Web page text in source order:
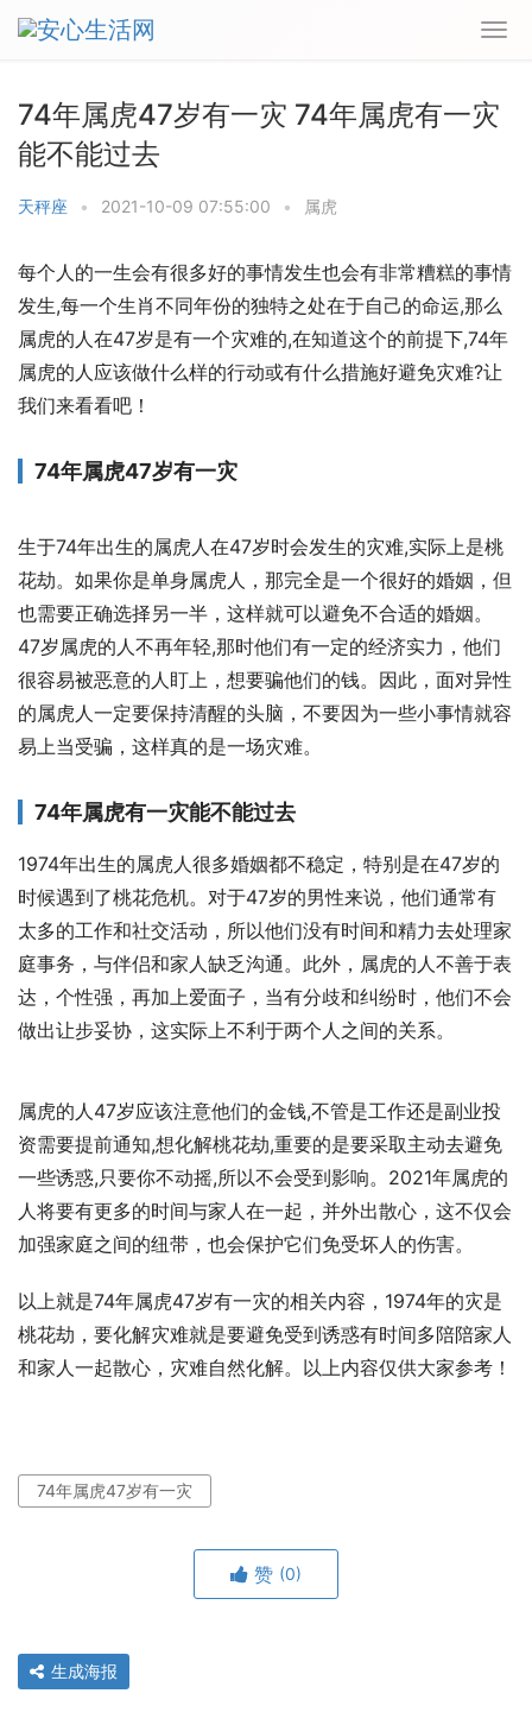
74年属虎47岁有一灾 74年属虎有一灾
能不能过去
天秤座 • 2021-10-09 07:55:00 • 属虎
每个人的一生会有很多好的事情发生也会有非常糟糕的事情
发生,每一个生肖不同年份的独特之处在于自己的命运,那么
属虎的人在47岁是有一个灾难的,在知道这个的前提下,74年
属虎的人应该做什么样的行动或有什么措施好避免灾难?让
我们来看看吧！
74年属虎47岁有一灾
生于74年出生的属虎人在47岁时会发生的灾难,实际上是桃
花劫。如果你是单身属虎人，那完全是一个很好的婚姻，但
也需要正确选择另一半，这样就可以避免不合适的婚姻。
47岁属虎的人不再年轻,那时他们有一定的经济实力，他们
很容易被恶意的人盯上，想要骗他们的钱。因此，面对异性
的属虎人一定要保持清醒的头脑，不要因为一些小事情就容
易上当受骗，这样真的是一场灾难。
74年属虎有一灾能不能过去
1974年出生的属虎人很多婚姻都不稳定，特别是在47岁的
时候遇到了桃花危机。对于47岁的男性来说，他们通常有
太多的工作和社交活动，所以他们没有时间和精力去处理家
庭事务，与伴侣和家人缺乏沟通。此外，属虎的人不善于表
达，个性强，再加上爱面子，当有分歧和纠纷时，他们不会
做出让步妥协，这实际上不利于两个人之间的关系。
属虎的人47岁应该注意他们的金钱,不管是工作还是副业投
资需要提前通知,想化解桃花劫,重要的是要采取主动去避免
一些诱惑,只要你不动摇,所以不会受到影响。2021年属虎的
人将要有更多的时间与家人在一起，并外出散心，这不仅会
加强家庭之间的纽带，也会保护它们免受坏人的伤害。
以上就是74年属虎47岁有一灾的相关内容，1974年的灾是
桃花劫，要化解灾难就是要避免受到诱惑有时间多陪陪家人
和家人一起散心，灾难自然化解。以上内容仅供大家参考！
74年属虎47岁有一灾
赞 (0)
生成海报